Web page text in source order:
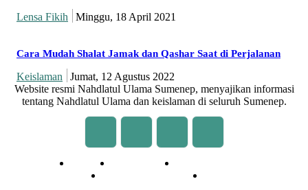
Lensa Fikih Minggu, 18 April 2021
Cara Mudah Shalat Jamak dan Qashar Saat di Perjalanan
Keislaman
Jumat, 12 Agustus 2022
Website resmi Nahdlatul Ulama Sumenep, menyajikan informasi
tentang Nahdlatul Ulama dan keislaman di seluruh Sumenep.
Redaksi Kontak Kami
Pedoman Media Siber